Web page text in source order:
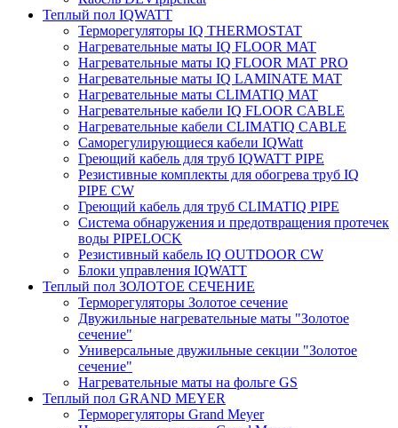
Теплый пол IQWATT
Терморегуляторы IQ THERMOSTAT
Нагревательные маты IQ FLOOR MAT
Нагревательные маты IQ FLOOR MAT PRO
Нагревательные маты IQ LAMINATE MAT
Нагревательные маты CLIMATIQ MAT
Нагревательные кабели IQ FLOOR CABLE
Нагревательные кабели CLIMATIQ CABLE
Саморегулирующиеся кабели IQWatt
Греющий кабель для труб IQWATT PIPE
Резистивные комплекты для обогрева труб IQ
PIPE CW
Греющий кабель для труб CLIMATIQ PIPE
Система обнаружения и предотвращения протечек
воды PIPELOCK
Резистивный кабель IQ OUTDOOR CW
Блоки управления IQWATT
Теплый пол ЗОЛОТОЕ СЕЧЕНИЕ
Терморегуляторы Золотое сечение
Двужильные нагревательные маты "Золотое
сечение"
Универсальные двужильные секции "Золотое
сечение"
Нагревательные маты на фольге GS
Теплый пол GRAND MEYER
Терморегуляторы Grand Meyer